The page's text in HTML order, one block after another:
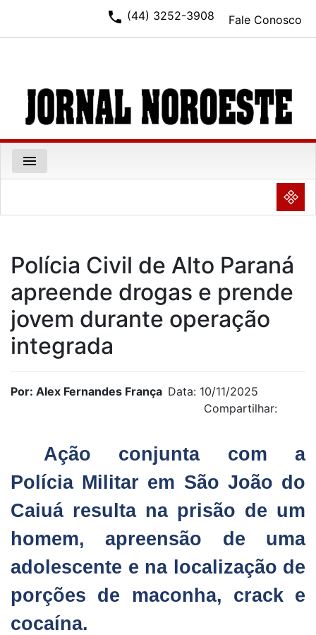
Fale Conosco
phone (44) 3252-3908
menu
NULL
Polícia Civil de Alto Paraná
apreende drogas e prende
jovem durante operação
integrada
Por: Alex Fernandes França Data: 10/11/2025
Compartilhar:
Ação conjunta com a
Polícia Militar em São João do
Caiuá resulta na prisão de um
homem, apreensão de uma
adolescente e na localização de
porções de maconha, crack e
cocaína.